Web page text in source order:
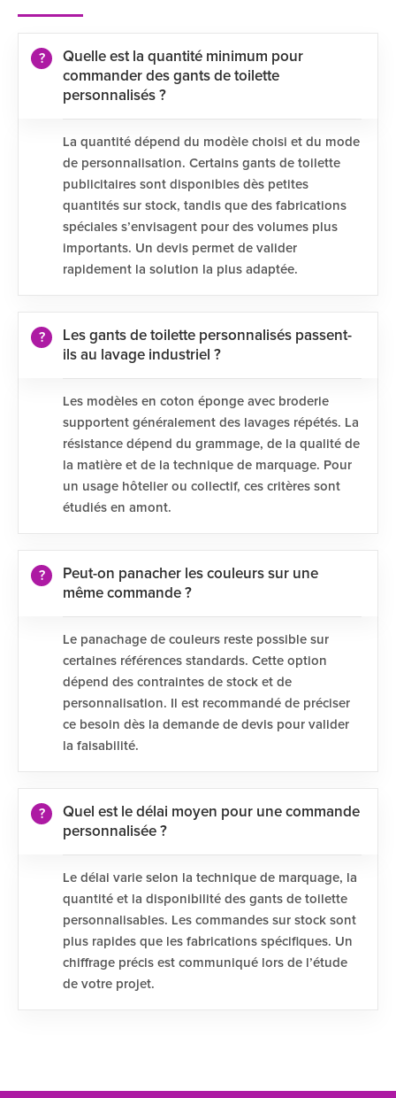
Quelle est la quantité minimum pour
commander des gants de toilette
personnalisés ?
La quantité dépend du modèle choisi et du mode
de personnalisation. Certains gants de toilette
publicitaires sont disponibles dès petites
quantités sur stock, tandis que des fabrications
spéciales s’envisagent pour des volumes plus
importants. Un devis permet de valider
rapidement la solution la plus adaptée.
Les gants de toilette personnalisés passent-
ils au lavage industriel ?
Les modèles en coton éponge avec broderie
supportent généralement des lavages répétés. La
résistance dépend du grammage, de la qualité de
la matière et de la technique de marquage. Pour
un usage hôtelier ou collectif, ces critères sont
étudiés en amont.
Peut-on panacher les couleurs sur une
même commande ?
Le panachage de couleurs reste possible sur
certaines références standards. Cette option
dépend des contraintes de stock et de
personnalisation. Il est recommandé de préciser
ce besoin dès la demande de devis pour valider
la faisabilité.
Quel est le délai moyen pour une commande
personnalisée ?
Le délai varie selon la technique de marquage, la
quantité et la disponibilité des gants de toilette
personnalisables. Les commandes sur stock sont
plus rapides que les fabrications spécifiques. Un
chiffrage précis est communiqué lors de l’étude
de votre projet.